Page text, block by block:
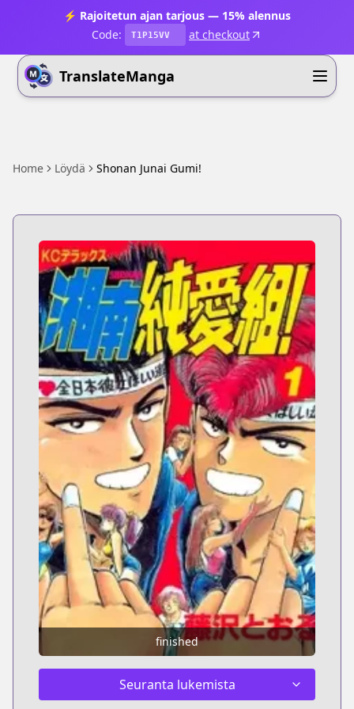
⚡ Rajoitetun ajan tarjous — 15% alennus
Code:
T1P15VV at checkout
TranslateManga
Home Löydä Shonan Junai Gumi!
finished
Seuranta lukemista